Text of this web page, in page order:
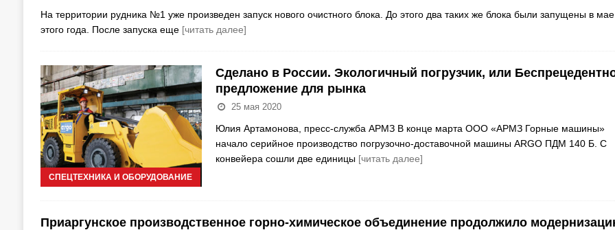
На территории рудника №1 уже произведен запуск нового очистного блока. До этого два таких же блока были запущены в мае
этого года. После запуска еще [читать далее]
СПЕЦТЕХНИКА И ОБОРУДОВАНИЕ
Сделано в России. Экологичный погрузчик, или
предложение для рынка
25 мая 2020
Юлия Артамонова, пресс-служба АРМЗ В конце марта ООО «АРМЗ Горные машины»
начало серийное производство погрузочно-доставочной машины ARGO ПДМ 140 Б. С
конвейера сошли две единицы [читать далее]
Приаргунское производственное горно-химическое объединение продолжило